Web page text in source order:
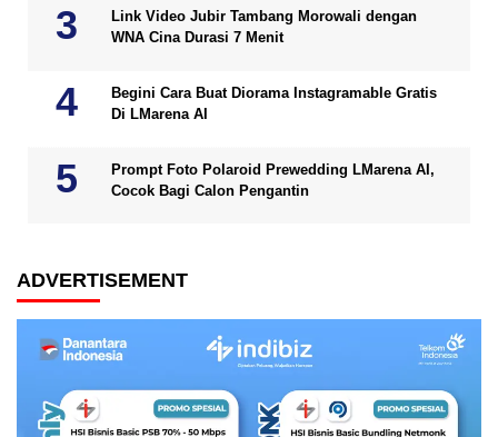
Link Video Jubir Tambang Morowali dengan
WNA Cina Durasi 7 Menit
Begini Cara Buat Diorama Instagramable Gratis
Di LMarena AI
Prompt Foto Polaroid Prewedding LMarena AI,
Cocok Bagi Calon Pengantin
ADVERTISEMENT